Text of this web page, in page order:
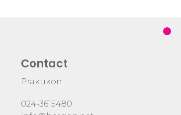
Contact
Praktikon
024-3615480